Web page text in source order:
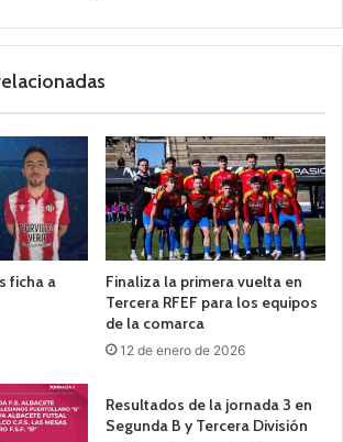
we
ficha a
Finaliza la primera vuelta en
Tercera RFEF para los equipos
de la comarca
12 de enero de 2026
Resultados de la jornada 3 en
Segunda B y Tercera División